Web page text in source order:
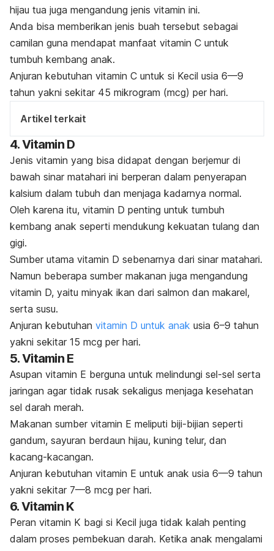
hijau tua juga mengandung jenis vitamin ini.
Anda bisa memberikan jenis buah tersebut sebagai
camilan guna mendapat manfaat vitamin C untuk
tumbuh kembang anak.
Anjuran kebutuhan vitamin C untuk si Kecil usia 6—9
tahun yakni sekitar 45 mikrogram (mcg) per hari.
Artikel terkait
4. Vitamin D
Jenis vitamin yang bisa didapat dengan berjemur di
bawah sinar matahari ini berperan dalam penyerapan
kalsium dalam tubuh dan menjaga kadarnya normal.
Oleh karena itu, vitamin D penting untuk tumbuh
kembang anak seperti mendukung kekuatan tulang dan
gigi.
Sumber utama vitamin D sebenarnya dari sinar matahari.
Namun beberapa sumber makanan juga mengandung
vitamin D, yaitu minyak ikan dari salmon dan makarel,
serta susu.
Anjuran kebutuhan vitamin D untuk anak usia 6–9 tahun
yakni sekitar 15 mcg per hari.
5. Vitamin E
Asupan vitamin E berguna untuk melindungi sel-sel serta
jaringan agar tidak rusak sekaligus menjaga kesehatan
sel darah merah.
Makanan sumber vitamin E meliputi biji-bijian seperti
gandum, sayuran berdaun hijau, kuning telur, dan
kacang-kacangan.
Anjuran kebutuhan vitamin E untuk anak usia 6—9 tahun
yakni sekitar 7—8 mcg per hari.
6. Vitamin K
Peran vitamin K bagi si Kecil juga tidak kalah penting
dalam proses pembekuan darah. Ketika anak mengalami